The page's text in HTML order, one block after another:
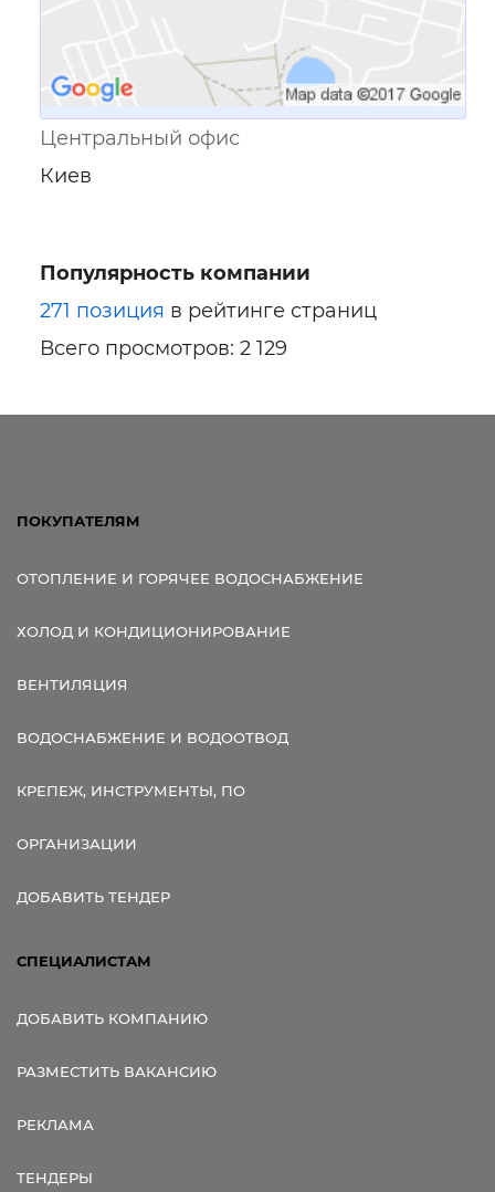
Центральный офис
Киев
Популярность компании
271 позиция в рейтинге страниц
Всего просмотров: 2 129
ПОКУПАТЕЛЯМ
ОТОПЛЕНИЕ И ГОРЯЧЕЕ ВОДОСНАБЖЕНИЕ
ХОЛОД И КОНДИЦИОНИРОВАНИЕ
ВЕНТИЛЯЦИЯ
ВОДОСНАБЖЕНИЕ И ВОДООТВОД
КРЕПЕЖ, ИНСТРУМЕНТЫ, ПО
ОРГАНИЗАЦИИ
ДОБАВИТЬ ТЕНДЕР
СПЕЦИАЛИСТАМ
ДОБАВИТЬ КОМПАНИЮ
РАЗМЕСТИТЬ ВАКАНСИЮ
РЕКЛАМА
ТЕНДЕРЫ